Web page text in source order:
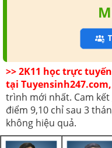
>> 2K11 học trực
tại Tuyensinh247.com,
trình mới nhất. Cam
điểm 9,10 chỉ sau 3
không hiệu quả.